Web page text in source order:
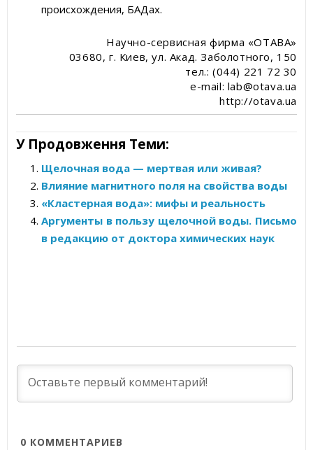
происхождения, БАДах.
Научно-сервисная фирма «ОТАВА»
03680, г. Киев, ул. Акад. Заболотного, 150
тел.: (044) 221 72 30
e-mail: lab@otava.ua
http://otava.ua
У Продовження Теми:
Щелочная вода — мертвая или живая?
Влияние магнитного поля на свойства воды
«Кластерная вода»: мифы и реальность
Аргументы в пользу щелочной воды. Письмо
в редакцию от доктора химических наук
0 КОММЕНТАРИЕВ